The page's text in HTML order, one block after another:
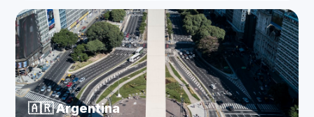
🇦🇷 Argentina